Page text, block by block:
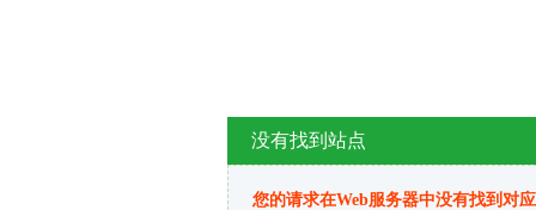
没有找到站点
您的请求在Web服务器中没有找到对